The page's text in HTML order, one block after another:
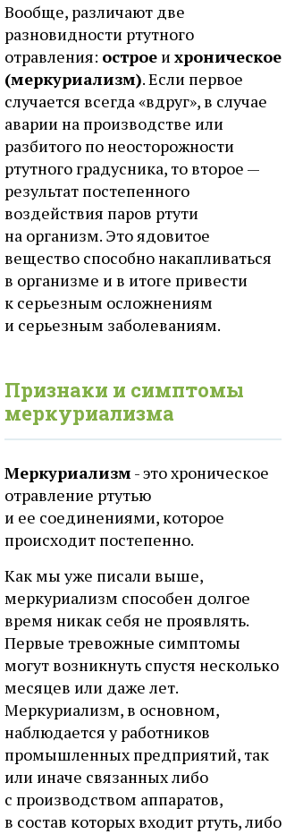
Вообще, различают две
разновидности ртутного
отравления: остроеихроническое
(меркуриализм). Если первое
случается всегда «вдруг», в случае
аварии на производстве или
разбитого по неосторожности
ртутного градусника, то второе —
результат постепенного
воздействия паров ртути
на организм. Это ядовитое
вещество способно накапливаться
в организме и в итоге привести
к серьезным осложнениям
и серьезным заболеваниям.
Признаки и симптомы
меркуриализма
Меркуриализм- это хроническое
отравление ртутью
и ее соединениями, которое
происходит постепенно.
Как мы уже писали выше,
меркуриализм способен долгое
время никак себя не проявлять.
Первые тревожные симптомы
могут возникнуть спустя несколько
месяцев или даже лет.
Меркуриализм, в основном,
наблюдается у работников
промышленных предприятий, так
или иначе связанных либо
с производством аппаратов,
в состав которых входит ртуть, либо